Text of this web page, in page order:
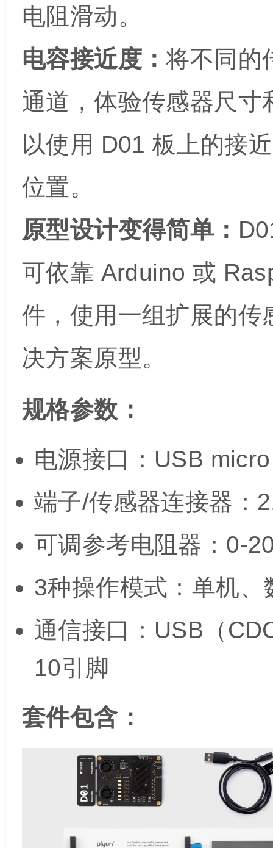
电阻滑动。
电容接近度：将不同的
通道，体验传感器尺
以使用 D01 板上的接
位置。
原型设计变得简单：
可依靠 Arduino 或
件，使用一组扩展的传
决方案原型。
规格参数：
电源接口：USB micro
端子/传感器连接器：
可调参考电阻器：0-
3种操作模式：单机、
通信接口：USB（
10引脚
套件包含：